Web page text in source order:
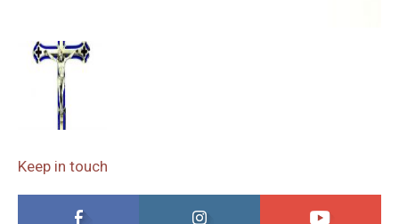
Keep in touch